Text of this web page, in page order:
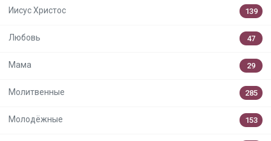
Иисус Христос 139
Любовь 47
Мама 29
Молитвенные 285
Молодёжные 153